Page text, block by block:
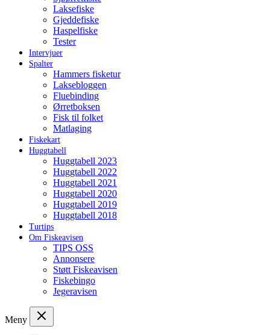
Laksefiske
Gjeddefiske
Haspelfiske
Tester
Intervjuer
Spalter
Hammers fisketur
Laksebloggen
Fluebinding
Ørretboksen
Fisk til folket
Matlaging
Fiskekart
Huggtabell
Huggtabell 2023
Huggtabell 2022
Huggtabell 2021
Huggtabell 2020
Huggtabell 2019
Huggtabell 2018
Turtips
Om Fiskeavisen
TIPS OSS
Annonsere
Støtt Fiskeavisen
Fiskebingo
Jegeravisen
Meny